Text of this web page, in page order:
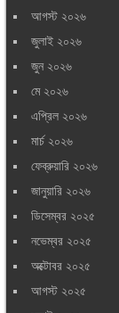
আগস্ট ২০২৬
জুলাই ২০২৬
জুন ২০২৬
মে ২০২৬
এপ্রিল ২০২৬
মার্চ ২০২৬
ফেব্রুয়ারি ২০২৬
জানুয়ারি ২০২৬
ডিসেম্বর ২০২৫
নভেম্বর ২০২৫
অক্টোবর ২০২৫
আগস্ট ২০২৫